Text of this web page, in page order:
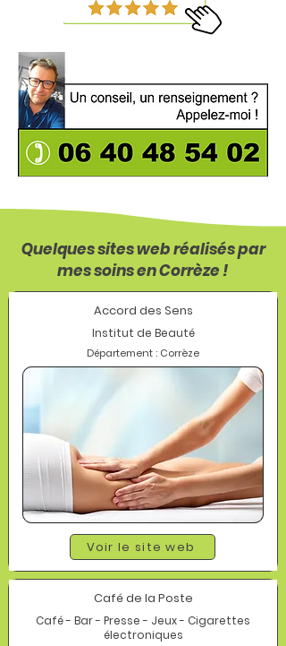
Quelques sites web réalisés par
mes soins en Corrèze !
Accord des Sens
Institut de Beauté
Département : Corrèze
Voir le site web
Café de la Poste
Café - Bar - Presse - Jeux - Cigarettes
électroniques